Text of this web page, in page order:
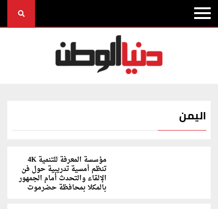
اليمن
مؤسسة المعرفة للتنمية 4K
تنظم أمسية تدريبية حول فن
الإلقاء والتحدث أمام الجمهور
بالمكلا بمحافظة حضرموت